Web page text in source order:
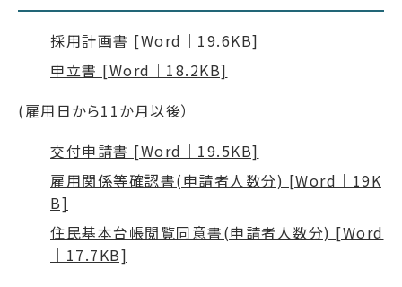
採用計画書 [Word｜19.6KB]
申立書 [Word｜18.2KB]
(雇用日から11か月以後）
交付申請書 [Word｜19.5KB]
雇用関係等確認書(申請者人数分) [Word｜19K
B]
住民基本台帳閲覧同意書(申請者人数分) [Word
｜17.7KB]